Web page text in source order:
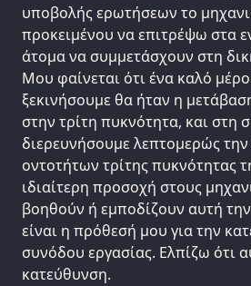
υποβολής ερωτήσεων το
προκειμένου να επιτρέψω στα
άτομα να συμμετάσχουν στη
Μου φαίνεται ότι ένα καλό
ξεκινήσουμε θα ήταν η
στην τρίτη πυκνότητα, και στη
διερευνήσουμε λεπτομερώς την
οντοτήτων τρίτης πυκνότητας
ιδιαίτερη προσοχή στους
βοηθούν ή εμποδίζουν αυτή την
είναι η πρόθεσή μου για την
συνόδου εργασίας. Ελπίζω ότι
κατεύθυνση.